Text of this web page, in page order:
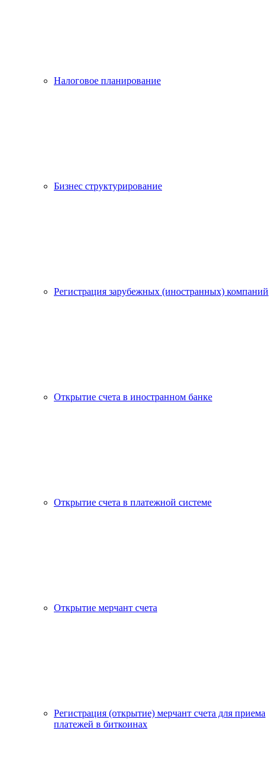
Налоговое планирование
Бизнес структурирование
Регистрация зарубежных (иностранных) компаний
Открытие счета в иностранном банке
Открытие счета в платежной системе
Открытие мерчант счета
Регистрация (открытие) мерчант счета для приема
платежей в биткоинах